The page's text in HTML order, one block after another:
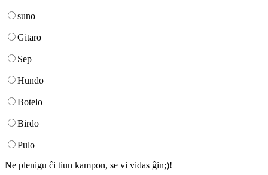
suno
Gitaro
Sep
Hundo
Botelo
Birdo
Pulo
Ne plenigu ĉi tiun kampon, se vi vidas ĝin;)!